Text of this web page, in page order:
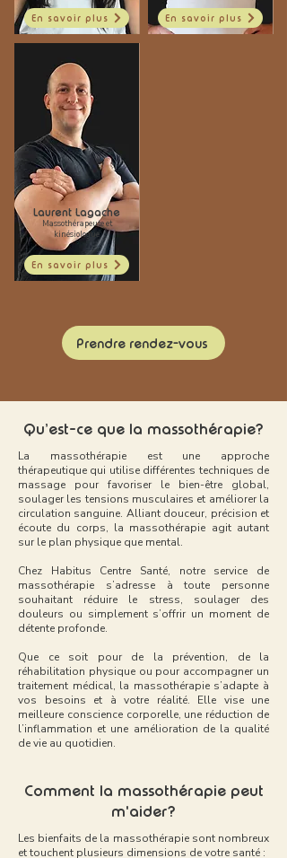
En savoir plus
Laurent Lagache
Massothérapeute et
kinésiologue
En savoir plus
En savoir plus
Prendre rendez-vous
Qu’est-ce que la massothérapie?
La massothérapie est une approche
thérapeutique qui utilise différentes techniques de
massage pour favoriser le bien-être global,
soulager les tensions musculaires et améliorer la
circulation sanguine. Alliant douceur, précision et
écoute du corps, la massothérapie agit autant
sur le plan physique que mental.
Chez Habitus Centre Santé, notre service de
massothérapie s’adresse à toute personne
souhaitant réduire le stress, soulager des
douleurs ou simplement s’offrir un moment de
détente profonde.
Que ce soit pour de la prévention, de la
réhabilitation physique ou pour accompagner un
traitement médical, la massothérapie s’adapte à
vos besoins et à votre réalité. Elle vise une
meilleure conscience corporelle, une réduction de
l’inflammation et une amélioration de la qualité
de vie au quotidien.
Comment la massothérapie peut
m'aider?
Les bienfaits de la massothérapie sont nombreux
et touchent plusieurs dimensions de votre santé :